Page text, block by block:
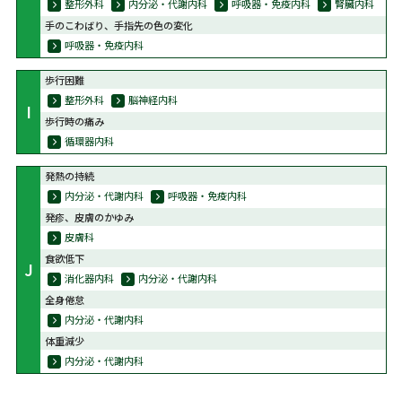
整形外科 内分泌・代謝内科 呼吸器・免疫内科
腎臓内科
手のこわばり、手指先の色の変化
呼吸器・免疫内科
I
歩行困難
整形外科
脳神経内科
歩行時の痛み
循環器内科
J
発熱の持続
内分泌・代謝内科
呼吸器・免疫内科
発疹、皮膚のかゆみ
皮膚科
食欲低下
消化器内科
内分泌・代謝内科
全身倦怠
内分泌・代謝内科
体重減少
内分泌・代謝内科